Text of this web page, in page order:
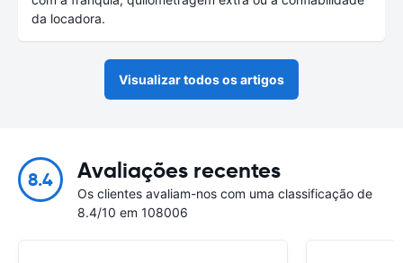
da locadora.
Visualizar todos os artigos
8.4 Avaliações recentes
Os clientes avaliam-nos com uma classificação de
8.4/10 em 108006